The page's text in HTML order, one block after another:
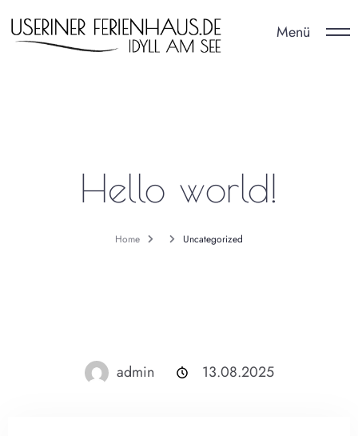
Menü
Hello world!
Home Uncategorized
admin 13.08.2025